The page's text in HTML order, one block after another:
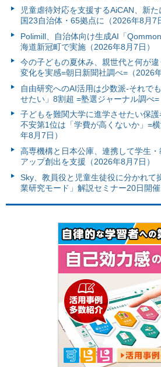
児童虐待対応を支援するAiCAN、新
国23自治体・65拠点に（2026年8月7
Polimill、自治体向け生成AI「
海道新冠町で実施（2026年8月7日）
今の子どもの夏休み、親世代と何が
変化を実感=朝日新聞社調べ=（2026
自由研究へのAI活用は少数派-それで
せたい」8割超 =塾選ジャーナル調べ=
子どもを難関大学に進学させたい保
不安第1位は「学費が高くないか」=
年8月7日）
高専機構と日本公庫、連携して学生
アップ創出を支援（2026年8月7日）
Sky、教員役と児童生徒役に分かれて
業研究モード」解説セミナー20日開催